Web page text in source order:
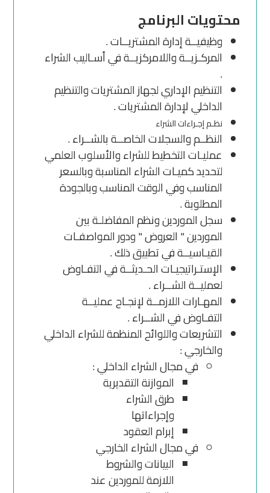
محتويات البرنامج
وظيفيــة إدارة المشتريــات .
المركـزيــة واللامركزيــة في أسـاليب الشراء
.
التنظيم الإداري لجهاز المشتريات والتنظيم
الداخلي لإدارة المشتريات .
نظـم إجـراءات الشراء
النظــم والسجلات الخاصــة بالشــراء .
عمليـات التخطيط للشراء والأسلوب العلمي
لتحديد كميـات الشراء المناسبة وبالسعر
المناسب وفي الوقت المناسب وبالجودة
المطلوبة .
سجل الموردين ونظم المفاضلـة بين
الموردين " العروض " ودور المواصفـات
القيـاسيــة في تطبيق ذلك .
الإستـراتيجيـات الحـديثــة في التفـاوض
لعمليــة الشــراء .
المهـارات اللازمــة لإنجـاح عمليــة
التفـاوض في الشــراء .
التشريعات واللوائح المنظمة للشراء الداخلي
والخارجي :
في مجال الشراء الداخلي :
الموازنة التقديرية
طرق الشراء
وإجراءاتها
إبرام العقود
في مجال الشراء الخارجي
البيانات والشروط
اللازمة للموردين عند